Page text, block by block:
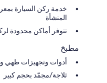
خدمة ركن السيارة
المنشأة
تتوفر أماكن محدودة
مطبخ
أدوات وتجهيزات طهي
ثلاجة/مجمّد بحجم كبير